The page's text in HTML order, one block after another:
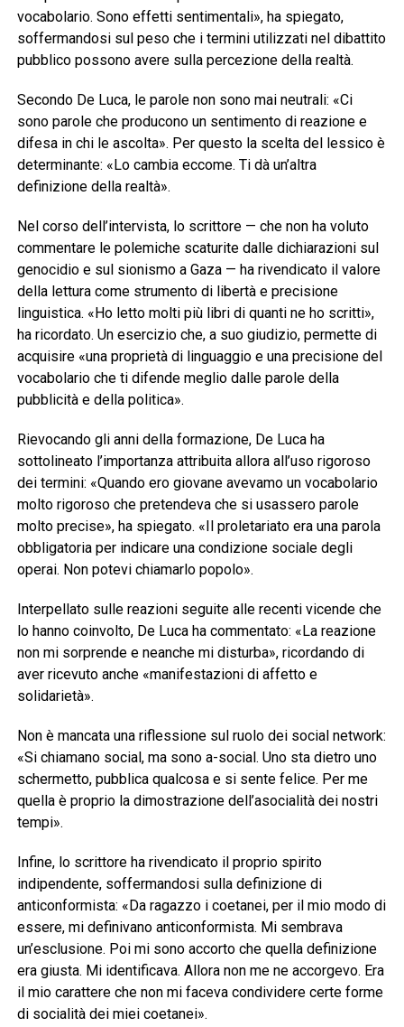
vocabolario. Sono effetti sentimentali», ha spiegato,
soffermandosi sul peso che i termini utilizzati nel dibattito
pubblico possono avere sulla percezione della realtà.
Secondo De Luca, le parole non sono mai neutrali: «Ci
sono parole che producono un sentimento di reazione e
difesa in chi le ascolta». Per questo la scelta del lessico è
determinante: «Lo cambia eccome. Ti dà un’altra
definizione della realtà».
Nel corso dell’intervista, lo scrittore — che non ha voluto
commentare le polemiche scaturite dalle dichiarazioni sul
genocidio e sul sionismo a Gaza — ha rivendicato il valore
della lettura come strumento di libertà e precisione
linguistica. «Ho letto molti più libri di quanti ne ho scritti»,
ha ricordato. Un esercizio che, a suo giudizio, permette di
acquisire «una proprietà di linguaggio e una precisione del
vocabolario che ti difende meglio dalle parole della
pubblicità e della politica».
Rievocando gli anni della formazione, De Luca ha
sottolineato l’importanza attribuita allora all’uso rigoroso
dei termini: «Quando ero giovane avevamo un vocabolario
molto rigoroso che pretendeva che si usassero parole
molto precise», ha spiegato. «Il proletariato era una parola
obbligatoria per indicare una condizione sociale degli
operai. Non potevi chiamarlo popolo».
Interpellato sulle reazioni seguite alle recenti vicende che
lo hanno coinvolto, De Luca ha commentato: «La reazione
non mi sorprende e neanche mi disturba», ricordando di
aver ricevuto anche «manifestazioni di affetto e
solidarietà».
Non è mancata una riflessione sul ruolo dei social network:
«Si chiamano social, ma sono a-social. Uno sta dietro uno
schermetto, pubblica qualcosa e si sente felice. Per me
quella è proprio la dimostrazione dell’asocialità dei nostri
tempi».
Infine, lo scrittore ha rivendicato il proprio spirito
indipendente, soffermandosi sulla definizione di
anticonformista: «Da ragazzo i coetanei, per il mio modo di
essere, mi definivano anticonformista. Mi sembrava
un’esclusione. Poi mi sono accorto che quella definizione
era giusta. Mi identificava. Allora non me ne accorgevo. Era
il mio carattere che non mi faceva condividere certe forme
di socialità dei miei coetanei».